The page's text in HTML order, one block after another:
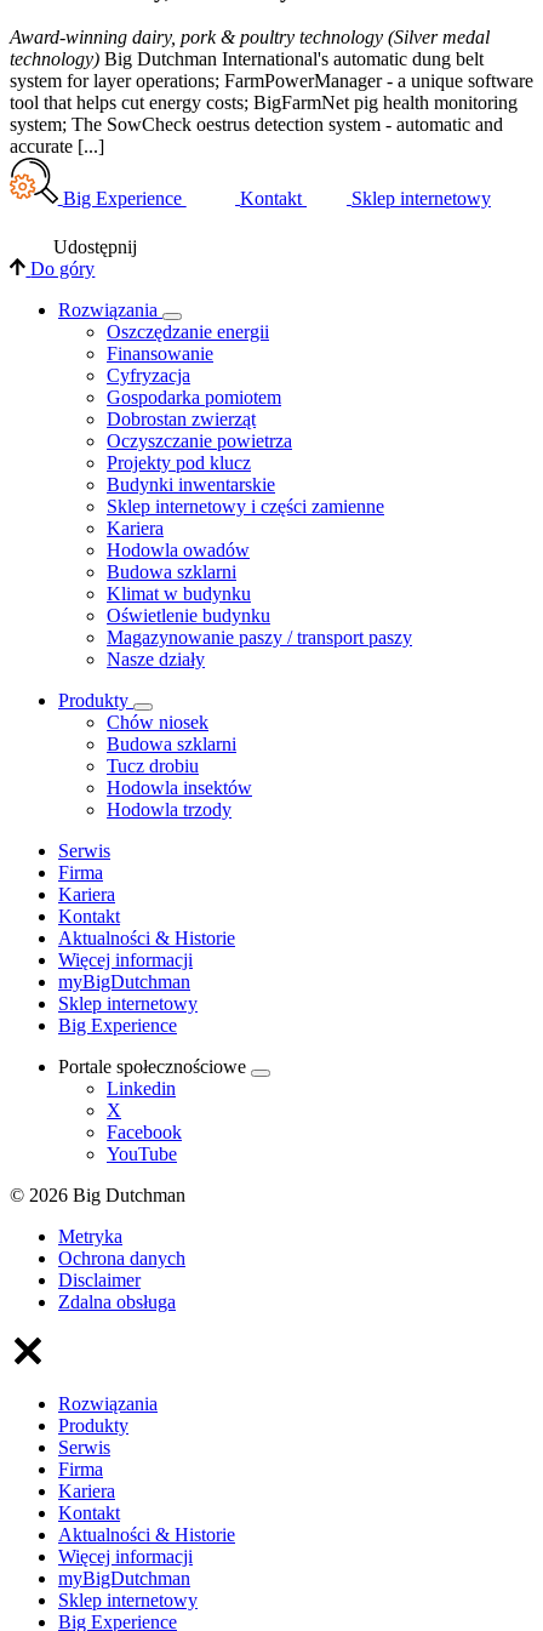
Award-winning dairy, pork & poultry technology (Silver medal
technology) Big Dutchman International's automatic dung belt
system for layer operations; FarmPowerManager - a unique software
tool that helps cut energy costs; BigFarmNet pig health monitoring
system; The SowCheck oestrus detection system - automatic and
accurate [...]
Big Experience Kontakt Sklep internetowy
Udostępnij
Do góry
Rozwiązania
​Oszczędzanie energii
Finansowanie
Cyfryzacja
Gospodarka pomiotem
Dobrostan zwierząt
Oczyszczanie powietrza
Projekty pod klucz
Budynki inwentarskie
Sklep internetowy i części zamienne
Kariera
Hodowla owadów
Budowa szklarni
Klimat w budynku
Oświetlenie budynku
Magazynowanie paszy / transport paszy
Nasze działy
Produkty
Chów niosek
Budowa szklarni
Tucz drobiu
Hodowla insektów
Hodowla trzody
Serwis
Firma
Kariera
Kontakt
Aktualności & Historie
Więcej informacji
myBigDutchman
Sklep internetowy
Big Experience
Portale społecznościowe
Linkedin
X
Facebook
YouTube
© 2026 Big Dutchman
Metryka
Ochrona danych
Disclaimer
Zdalna obsługa
Rozwiązania
Produkty
Serwis
Firma
Kariera
Kontakt
Aktualności & Historie
Więcej informacji
myBigDutchman
Sklep internetowy
Big Experience